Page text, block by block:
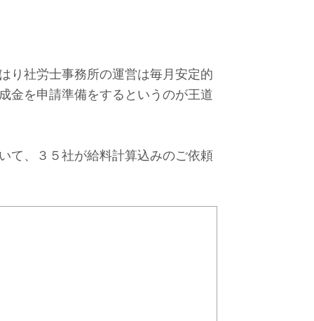
り社労士事務所の運営は毎月安定的
金を申請準備をするというのが王道
て、３５社が給料計算込みのご依頼